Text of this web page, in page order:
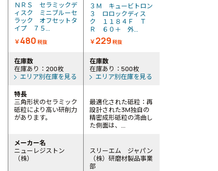
ＮＲＳ セラミックデ
ィスク ミニブルーセ
ラック オフセットタ
イプ ７５...
￥480 税抜
３Ｍ キュービトロン
３ ロロックディス
ク １１８４Ｆ Ｔ
Ｒ ６０＋ 外...
￥229 税抜
在庫数
在庫あり：200枚
エリア別在庫を見る
在庫数
在庫あり：500枚
エリア別在庫を見る
特長
三角形状のセラミック
砥粒により高い研削力
があります。
最適化された砥粒：再
設計された3M独自の
精密成形砥粒の湾曲し
た側面は、...
メーカー名
ニューレジストン
（株）
スリーエム ジャパン
（株）研磨材製品事業
部